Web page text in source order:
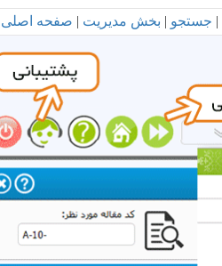
| جستجو | بخش مدیریت | صفحه اصلی